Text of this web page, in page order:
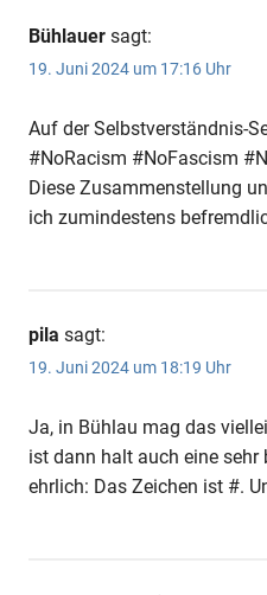
Bühlauer sagt:
19. Juni 2024 um 17:16 Uhr
Auf der Selbstverständnis-
#NoRacism #NoFascism
Diese Zusammenstellung
ich zumindestens
pila sagt:
19. Juni 2024 um 18:19 Uhr
Ja, in Bühlau mag das
ist dann halt auch eine sehr
ehrlich: Das Zeichen ist #.